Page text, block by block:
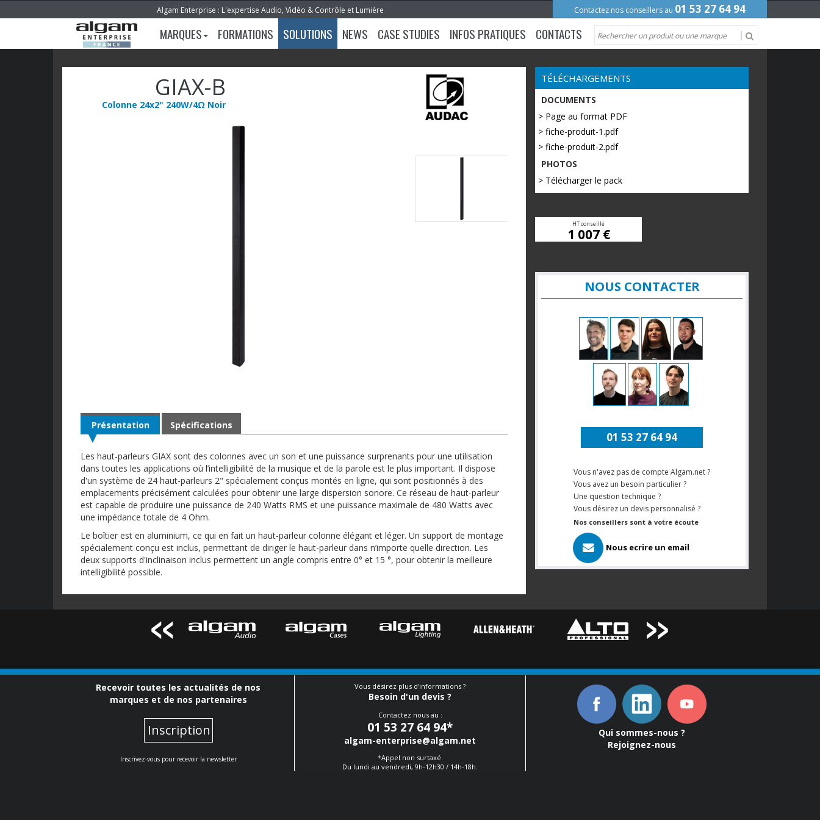
Algam Enterprise : L'expertise Audio, Vidéo & Contrôle et Lumière Contactez nos conseillers au 01 53 27 64 94
MARQUES FORMATIONS SOLUTIONS NEWS CASE STUDIES INFOS PRATIQUES CONTACTS
GIAX-B
Colonne 24x2" 240W/4Ω Noir
Présentation
Les haut-parleurs GIAX sont des colonnes avec un son et une puissance surprenants pour une utilisation
dans toutes les applications où l’intelligibilité de la musique et de la parole est le plus important. Il dispose
d'un système de 24 haut-parleurs 2" spécialement conçus montés en ligne, qui sont positionnés à des
emplacements précisément calculées pour obtenir une large dispersion sonore. Ce réseau de haut-parleur
est capable de produire une puissance de 240 Watts RMS et une puissance maximale de 480 Watts avec
une impédance totale de 4 Ohm.
Le boîtier est en aluminium, ce qui en fait un haut-parleur colonne élégant et léger. Un support de montage
spécialement conçu est inclus, permettant de diriger le haut-parleur dans n’importe quelle direction. Les
deux supports d'inclinaison inclus permettent un angle compris entre 0° et 15 °, pour obtenir la meilleure
intelligibilité possible.
Spécifications
TÉLÉCHARGEMENTS
DOCUMENTS
> Page au format PDF
> fiche-produit-1.pdf
> fiche-produit-2.pdf
PHOTOS
> Télécharger le pack
HT conseillé
1 007 €
NOUS CONTACTER
01 53 27 64 94
Vous n'avez pas de compte Algam.net ?
Vous avez un besoin particulier ?
Une question technique ?
Vous désirez un devis personnalisé ?
Nos conseillers sont à votre écoute
Nous ecrire un email
Recevoir toutes les actualités de nos
marques et de nos partenaires
Inscription
Inscrivez-vous pour recevoir la newsletter
Vous désirez plus d'informations ?
Besoin d'un devis ?
Contactez nous au :
01 53 27 64 94*
algam-enterprise@algam.net
*Appel non surtaxé.
Du lundi au vendredi, 9h-12h30 / 14h-18h.
Qui sommes-nous ?
Rejoignez-nous